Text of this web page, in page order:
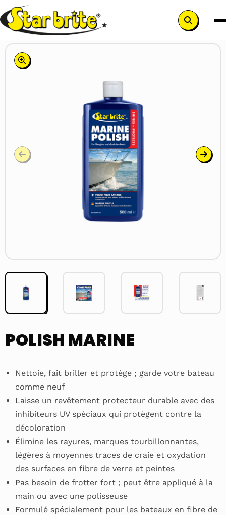
Search
button
POLISH MARINE
Nettoie, fait briller et protège ; garde votre bateau
comme neuf
Laisse un revêtement protecteur durable avec des
inhibiteurs UV spéciaux qui protègent contre la
décoloration
Élimine les rayures, marques tourbillonnantes,
légères à moyennes traces de craie et oxydation
des surfaces en fibre de verre et peintes
Pas besoin de frotter fort ; peut être appliqué à la
main ou avec une polisseuse
Formulé spécialement pour les bateaux en fibre de